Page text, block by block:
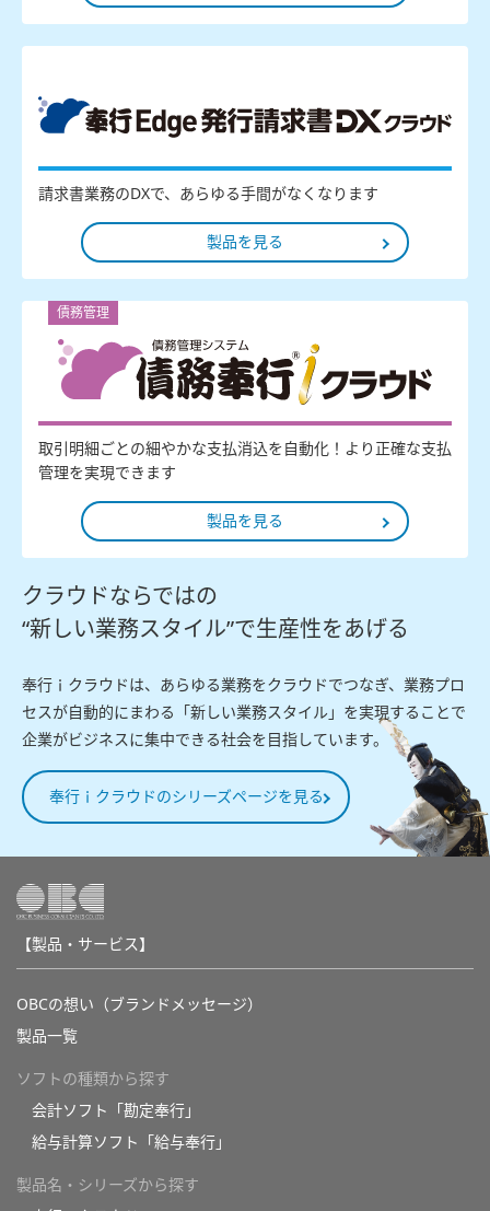
請求書業務のDXで、あらゆる手間がなくなります
製品を見る
債務管理
取引明細ごとの細やかな支払消込を自動化！より正確な支払
管理を実現できます
製品を見る
クラウドならではの
“新しい業務スタイル”で生産性をあげる
奉行ｉクラウドは、あらゆる業務をクラウドでつなぎ、業務プロ
セスが自動的にまわる「新しい業務スタイル」を実現することで
企業がビジネスに集中できる社会を目指しています。
奉行ｉクラウドのシリーズページを見る
【製品・サービス】
OBCの想い（ブランドメッセージ）
製品一覧
ソフトの種類から探す
会計ソフト「勘定奉行」
給与計算ソフト「給与奉行」
製品名・シリーズから探す